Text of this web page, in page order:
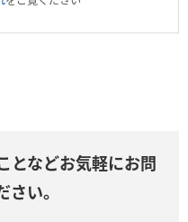
となどお気軽にお問
さい。